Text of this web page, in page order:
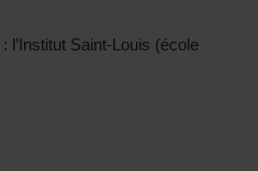
: l’Institut Saint-Louis (école